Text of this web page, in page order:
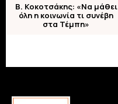
Β. Κοκοτσάκης: «Να μάθει
όλη η κοινωνία τι συνέβη
στα Τέμπη»